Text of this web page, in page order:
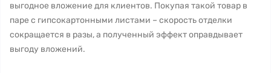
выгодное вложение для клиентов. Покупая такой товар в
паре с гипсокартонными листами – скорость отделки
сокращается в разы, а полученный эффект оправдывает
выгоду вложений.